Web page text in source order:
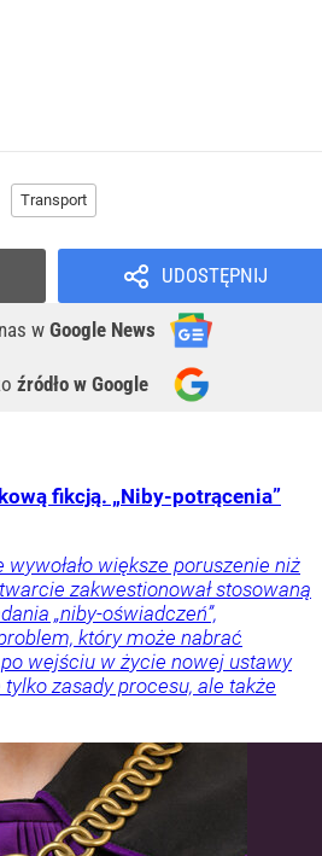
Transport
UDOSTĘPNIJ
w Google News
źródło w Google
fikcją. „Niby-potrącenia”
większe poruszenie niż
zakwestionował stosowaną
„niby-oświadczeń”,
który może nabrać
wejściu w życie nowej ustawy
zasady procesu, ale także